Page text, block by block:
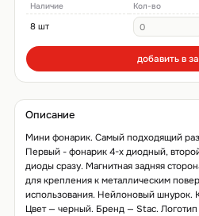
Наличие Кол-во
8 шт
добавить в
Описание
Мини фонарик. Самый подходящий
Первый - фонарик 4-х диодный,
диоды сразу. Магнитная задняя
для крепления к металлическим
использования. Нейлоновый шнурок.
Цвет — черный. Бренд — Stac.